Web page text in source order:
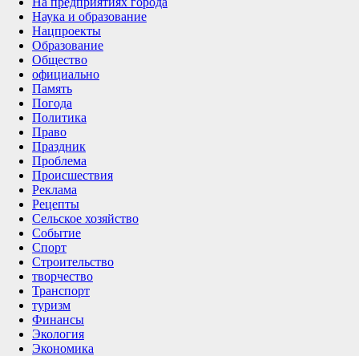
Наука и образование
Нацпроекты
Образование
Общество
официально
Память
Погода
Политика
Право
Праздник
Проблема
Происшествия
Реклама
Рецепты
Сельское хозяйство
Событие
Спорт
Строительство
творчество
Транспорт
туризм
Финансы
Экология
Экономика